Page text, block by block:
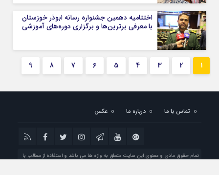
اختتامیه دهمین جشنواره رسانه ابوذر خوزستان
با معرفی برترین‌ها و برگزاری دوره‌های آموزشی
1
2
3
4
5
6
7
8
9
تماس با ما درباره ما عکس
تمام حقوق مادی و معنوی این سایت متعلق به واژه ها می باشد و استفاده از مطالب با